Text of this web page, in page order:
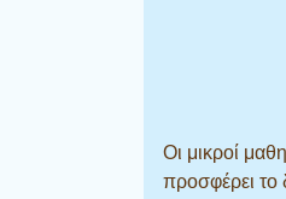
Οι μικροί
προσφέρει το